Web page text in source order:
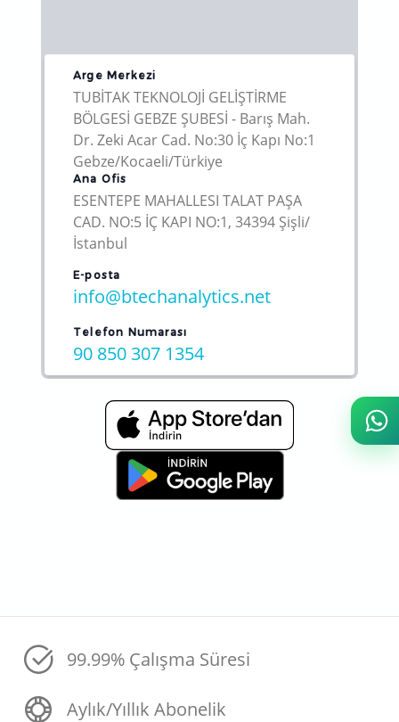
Arge Merkezi
TUBİTAK TEKNOLOJİ GELİŞTİRME
BÖLGESİ GEBZE ŞUBESİ - Barış Mah.
Dr. Zeki Acar Cad. No:30 İç Kapı No:1
Gebze/Kocaeli/Türkiye
Ana Ofis
ESENTEPE MAHALLESI TALAT PAŞA
CAD. NO:5 İÇ KAPI NO:1, 34394 Şişli/
İstanbul
E-posta
info@btechanalytics.net
Telefon Numarası
90 850 307 1354
99.99% Çalışma Süresi
Aylık/Yıllık Abonelik